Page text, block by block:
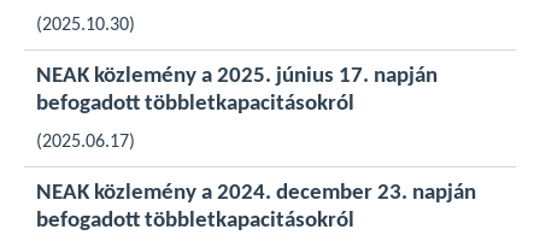
(2025.10.30)
NEAK közlemény a 2025. június 17. napján
befogadott többletkapacitásokról
(2025.06.17)
NEAK közlemény a 2024. december 23. napján
befogadott többletkapacitásokról